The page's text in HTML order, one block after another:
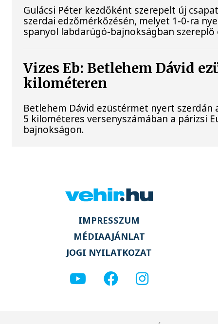
Gulácsi Péter kezdőként szerepelt új
szerdai edzőmérkőzésén, melyet 1-0-ra
spanyol labdarúgó-bajnokságban
Vizes Eb: Betlehem Dávid
kilométeren
Betlehem Dávid ezüstérmet nyert szerdán
5 kilométeres versenyszámában a párizsi
bajnokságon.
IMPRESSZUM
MÉDIAAJÁNLAT
JOGI NYILATKOZAT